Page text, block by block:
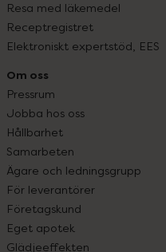
Resa med läkemedel
Receptregistret
Elektroniskt expertstöd, EES
Om oss
Pressrum
Jobba hos oss
Hållbarhet
Samarbeten
Ägare och ledningsgrupp
För leverantörer
Företagskund
Eget apotek
Glädjeeffekten